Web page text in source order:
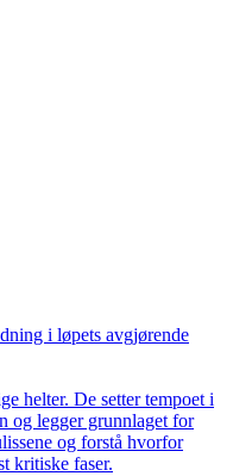
i løpets avgjørende
helter. De setter tempoet i
og legger grunnlaget for
og forstå hvorfor
kritiske faser.